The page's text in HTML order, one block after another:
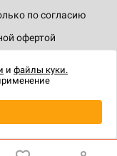
по согласию
офертой
и файлы куки.